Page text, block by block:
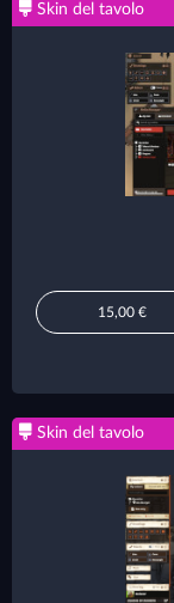
Skin del tavolo
15,00 €
Skin del tavolo